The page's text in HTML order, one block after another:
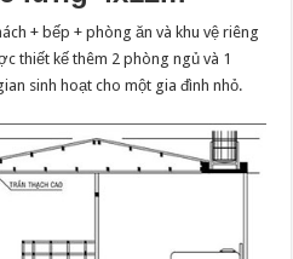
+ bếp + phòng ăn và khu vệ riêng
thiết kế thêm 2 phòng ngủ và 1
sinh hoạt cho một gia đình nhỏ.